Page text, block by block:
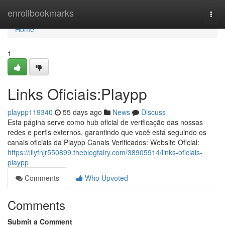
enrollbookmarks
Home
Home
1
Links Oficiais:Playpp
playpp119340 55 days ago News
Discuss
Esta página serve como hub oficial de verificação das nossas
redes e perfis externos, garantindo que você está seguindo os
canais oficiais da Playpp Canais Verificados: Website Oficial:
https://lilyfnjr550899.theblogfairy.com/38905914/links-oficiais-
playpp
Comments
Who Upvoted
Comments
Submit a Comment